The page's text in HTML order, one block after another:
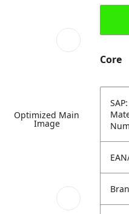
Optimized Main
Image
Core
SAP: